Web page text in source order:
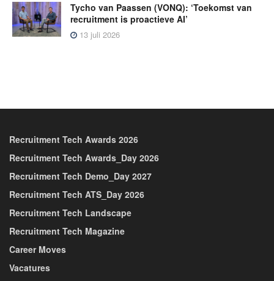
Tycho van Paassen (VONQ): ‘Toekomst van
recruitment is proactieve AI’
13 juli 2026
Recruitment Tech Awards 2026
Recruitment Tech Awards_Day 2026
Recruitment Tech Demo_Day 2027
Recruitment Tech ATS_Day 2026
Recruitment Tech Landscape
Recruitment Tech Magazine
Career Moves
Vacatures